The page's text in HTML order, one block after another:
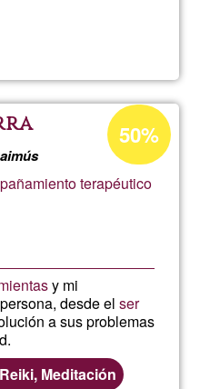
Felina
terapéutico
y mi
desde elser
a sus problemas
Reiki, Meditación
Porcentaje
de
aceptación
de
50%